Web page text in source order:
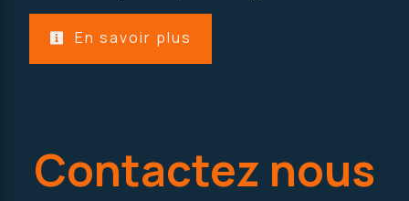
En savoir plus
Contactez nous